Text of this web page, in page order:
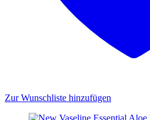
Zur Wunschliste hinzufügen